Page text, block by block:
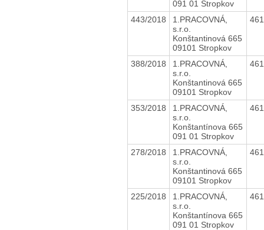
091 01 Stropkov
443/2018
1.PRACOVNÁ,
s.r.o.
Konštantinová 665
09101 Stropkov
388/2018
1.PRACOVNÁ,
s.r.o.
Konštantinová 665
09101 Stropkov
353/2018
1.PRACOVNÁ,
s.r.o.
Konštantínova 665
091 01 Stropkov
278/2018
1.PRACOVNÁ,
s.r.o.
Konštantinová 665
09101 Stropkov
225/2018
1.PRACOVNÁ,
s.r.o.
Konštantínova 665
091 01 Stropkov